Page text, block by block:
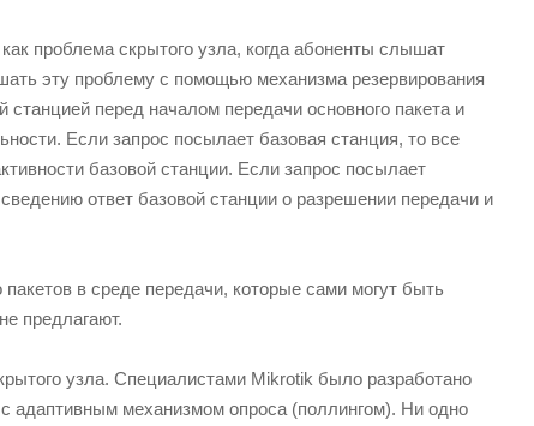
проблема скрытого узла, когда абоненты слышат
эту проблему с помощью механизма резервирования
перед началом передачи основного пакета и
Если запрос посылает базовая станция, то все
базовой станции. Если запрос посылает
ответ базовой станции о разрешении передачи и
в среде передачи, которые сами могут быть
предлагают.
узла. Специалистами Mikrotik было разработано
адаптивным механизмом опроса (поллингом). Ни одно